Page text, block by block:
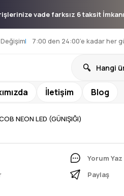
vade farksız 6 taksit
7:00 den 24:00’e kadar her
İletişim Blog
NEON LED (GÜNIŞIĞI)
Yorum Yaz
Paylaş